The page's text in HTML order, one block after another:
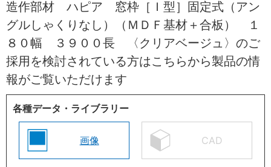
造作部材 ハピア 窓枠［Ｉ型］固定式（アン
グルしゃくりなし）（ＭＤＦ基材＋合板） １
８０幅 ３９００長 〈クリアベージュ〉のご
採用を検討されている方はこちらから製品の情
報がご覧いただけます
各種データ・ライブラリー
画像 CAD